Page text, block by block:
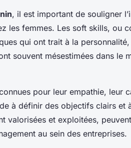
, il est important de souligner
les femmes. Les soft skills, ou
qui ont trait à la
souvent mésestimées dans le
pour leur empathie, leur
à définir des objectifs clairs et
valorisées et exploitées,
au sein des entreprises.